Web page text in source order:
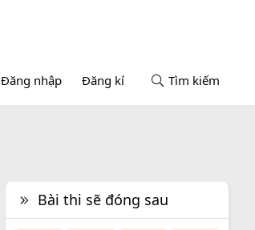
Đăng nhập Đăng kí Tìm kiếm
Bài thi sẽ đóng sau